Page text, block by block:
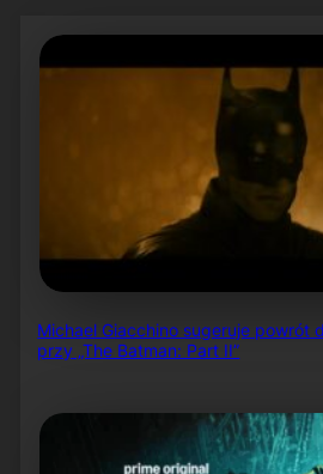
Michael Giacchino sugeruje powrót
przy „The Batman: Part II”